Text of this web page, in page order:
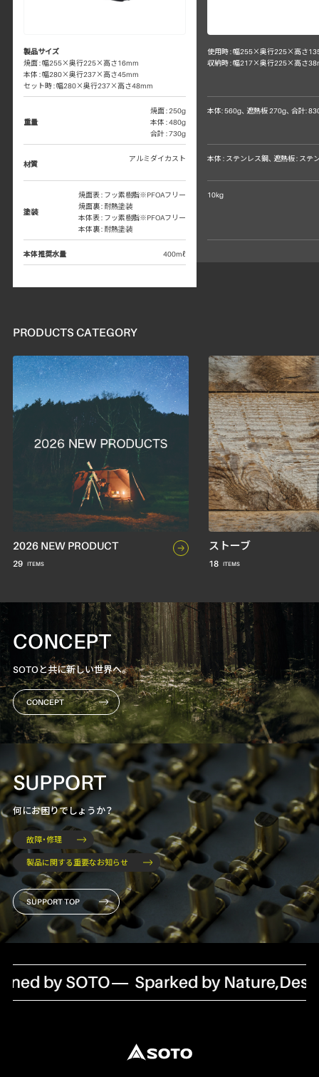
製品サイズ
焼面 : 幅255×奥行225×高さ16mm
本体 : 幅280×奥行237×高さ45mm
セット時 : 幅280×奥行237×高さ48mm
重量
焼面 : 250g
本体 : 480g
合計 : 730g
材質
アルミダイカスト
塗装
焼面表 : フッ素樹脂※PFOAフリー
焼面裏 : 耐熱塗装
本体表 : フッ素樹脂※PFOAフリー
本体裏 : 耐熱塗装
本体推奨水量 400mℓ
使用時 : 幅255×奥行225×高さ
収納時 : 幅217×奥行225×高さ
本体: 560g、 遮熱板 270g、 合計:
本体 : ステンレス鋼、 遮熱板 : ステ
10kg
PRODUCTS CATEGORY
2026 NEW PRODUCT
29
ストーブ
18
CONCEPT
SOTOと共に新しい世界へ。
CONCEPT
SUPPORT
何にお困りでしょうか？
故障・修理
製品に関する重要なお知らせ
SUPPORT TOP
by SOTO Sparked by